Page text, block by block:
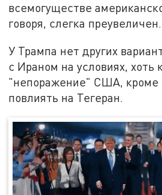
всемогуществе
говоря, слегка преувеличен.
У Трампа нет других
с Ираном на условиях, хоть
"непоражение" США, кроме
повлиять на Тегеран.